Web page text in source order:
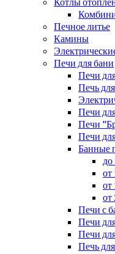
Печное литье
Камины
Печи для бани
Печи
Печь
Печи
Печи
Печи
Банные
от
от
от
Печи с
Печи
Печи
Печь